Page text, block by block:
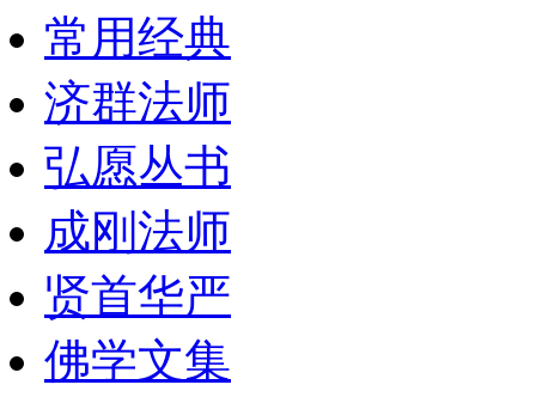
常用经典
济群法师
弘愿丛书
成刚法师
贤首华严
佛学文集